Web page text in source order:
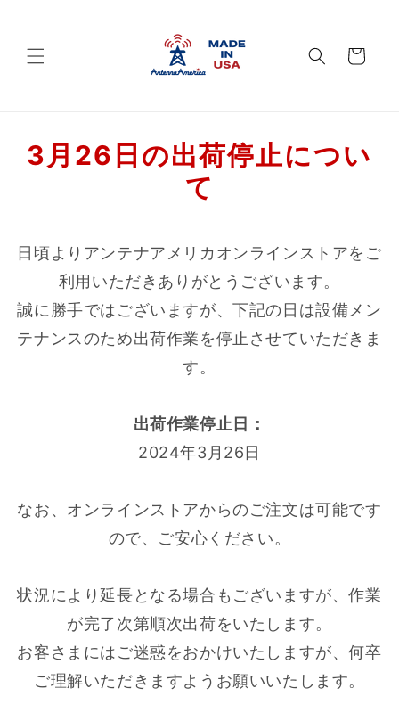
Cart
3月26日の出荷停止につい
て
日頃よりアンテナアメリカオンラインストアをご
利用いただきありがとうございます。
誠に勝手ではございますが、下記の日は設備メン
テナンスのため出荷作業を停止させていただきま
す。
出荷作業停止日：
2024年3月26日
なお、オンラインストアからのご注文は可能です
ので、ご安心ください。
状況により延長となる場合もございますが、作業
が完了次第順次出荷をいたします。
お客さまにはご迷惑をおかけいたしますが、何卒
ご理解いただきますようお願いいたします。